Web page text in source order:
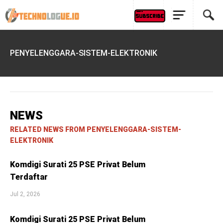
PENYELENGGARA-SISTEM-ELEKTRONIK
NEWS
RELATED NEWS FROM PENYELENGGARA-SISTEM-
ELEKTRONIK
Komdigi Surati 25 PSE Privat Belum
Terdaftar
Jul 2, 2026
Komdigi Surati 25 PSE Privat Belum